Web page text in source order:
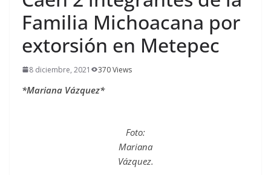
Familia Michoacana por
extorsión en Metepec
8 diciembre, 2021 370 Views
*Mariana Vázquez*
Foto:
Mariana
Vázquez.